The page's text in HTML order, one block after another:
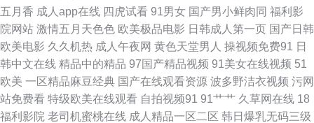
TS伪娘在线 成人毛片网站 国产人妖网站 伦理片视频污污 人人吊夜夜操 色悠
悠福利导航 亚洲精品黄色网址 91内射社频 AV香蕉 超碰在线91站 国产91社
海角福利导航 九九精品8 欧美强奸 日韩精品五区 天天草人人草 亚洲国产二
五月香 成人app在线 四虎试看 91男女 国产男小鲜肉同 福利影
院网站 激情五月天色色 欧美极品电影 日韩成人第一页 国产日韩
欧美电影 久久机热 成人午夜网 黄色天堂男人 操视频免费91 日
韩中文在线 精品中的精品 97国产精品视频 91美女在线视频 51
欧美 一区精品麻豆经典 国产在线观看资源 波多野洁衣视频 污网
站免费看 特级欧美在线观看 自拍视频91 91艹艹 久草网在线 18
福利影院 老司机蜜桃在线 成人精品一区二区 韩日爆乳无码三级